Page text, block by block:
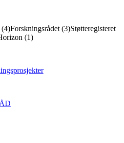
(4)Forskningsrådet (3)Støtteregisteret
(1)